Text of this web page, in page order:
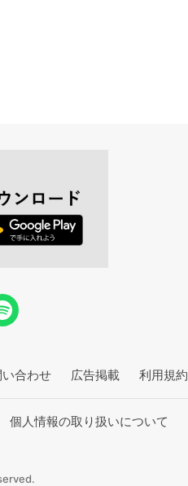
合わせ 広告掲載 利用規約
個人情報の取り扱いについて